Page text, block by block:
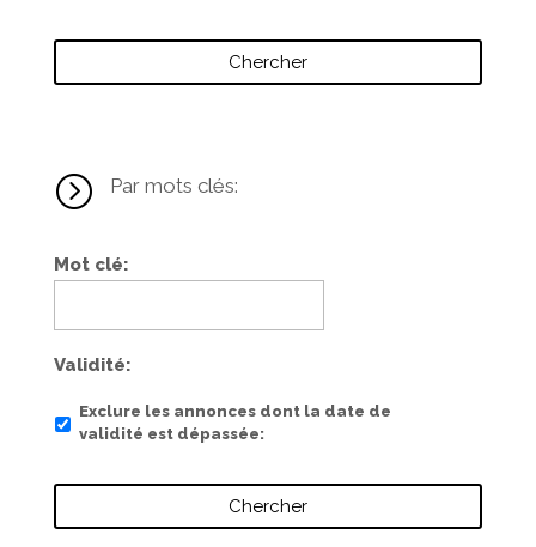
= Par mots clés:
Mot clé
Validité
Exclure les annonces dont la date de
validité est dépassée